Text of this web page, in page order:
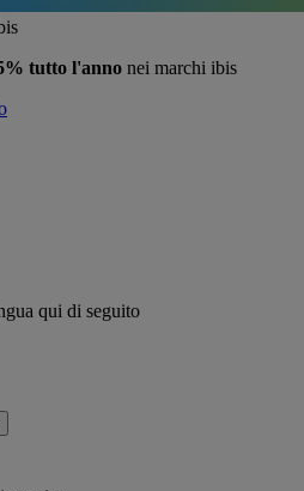
tutto l'anno nei marchi ibis
qui di seguito